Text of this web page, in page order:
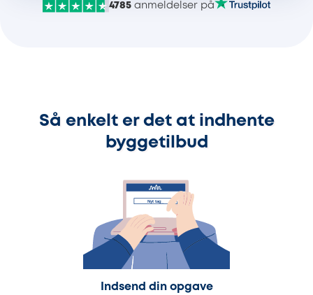
4785 anmeldelser på
Så enkelt er det at indhente
byggetilbud
Indsend din opgave